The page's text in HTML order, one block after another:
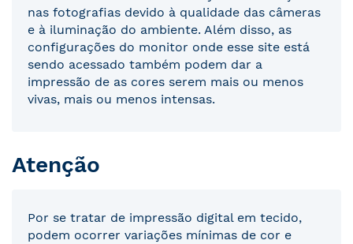
nas fotografias devido à qualidade das câmeras
e à iluminação do ambiente. Além disso, as
configurações do monitor onde esse site está
sendo acessado também podem dar a
impressão de as cores serem mais ou menos
vivas, mais ou menos intensas.
Atenção
Por se tratar de impressão digital em tecido,
podem ocorrer variações mínimas de cor e